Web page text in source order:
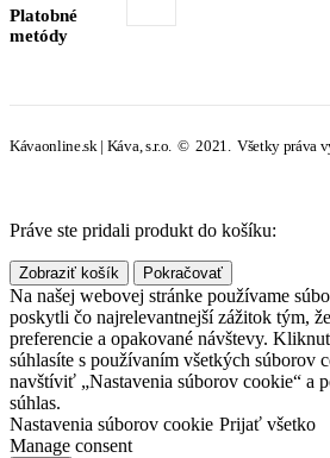
Platobné
metódy
Kávaonline.sk | Káva, s.r.o. © 2021. Všetky práva
Práve ste pridali produkt do košíku:
Zobraziť košík Pokračovať
Na našej webovej stránke používame
poskytli čo najrelevantnejší zážitok tým,
preferencie a opakované návštevy.
súhlasíte s používaním všetkých súborov
navštíviť „Nastavenia súborov cookie“ a
súhlas.
Nastavenia súborov cookie Prijať všetko
Manage consent